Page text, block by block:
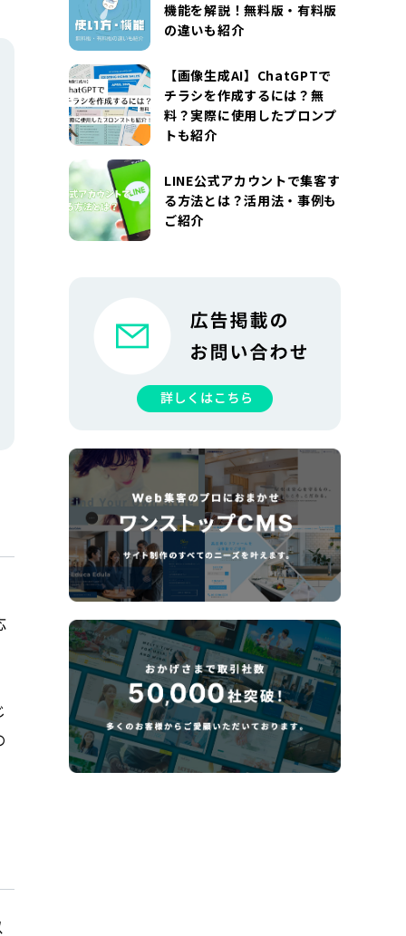
機能を解説！無料版・有料版
の違いも紹介
【画像生成AI】ChatGPTで
チラシを作成するには？無
料？実際に使用したプロンプ
トも紹介
LINE公式アカウントで集客す
る方法とは？活用法・事例も
ご紹介